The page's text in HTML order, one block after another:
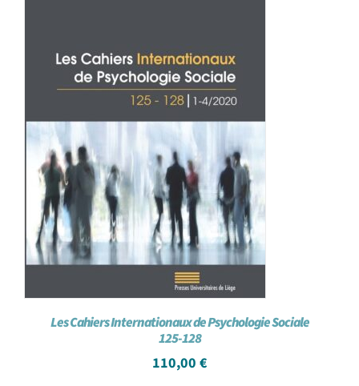
Les Cahiers Internationaux de Psychologie Sociale
125-128
110,00 €